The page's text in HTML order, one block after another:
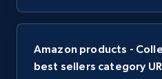
Amazon products -
best sellers category